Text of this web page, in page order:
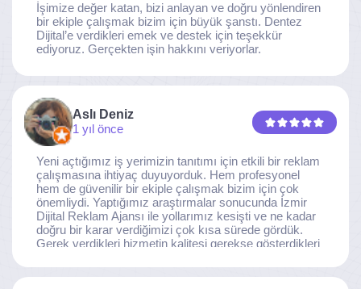
İşimize değer katan, bizi anlayan ve doğru yönlendiren
bir ekiple çalışmak bizim için büyük şanstı. Dentez
Dijital’e verdikleri emek ve destek için teşekkür
ediyoruz. Gerçekten işin hakkını veriyorlar.
Aslı Deniz
1 yıl önce
Yeni açtığımız iş yerimizin tanıtımı için etkili bir reklam
çalışmasına ihtiyaç duyuyorduk. Hem profesyonel
hem de güvenilir bir ekiple çalışmak bizim için çok
önemliydi. Yaptığımız araştırmalar sonucunda İzmir
Dijital Reklam Ajansı ile yollarımız kesişti ve ne kadar
doğru bir karar verdiğimizi çok kısa sürede gördük.
Gerek verdikleri hizmetin kalitesi gerekse gösterdikleri
noktaya ulaştı. Kaliteden asla taviz vermeyen, her